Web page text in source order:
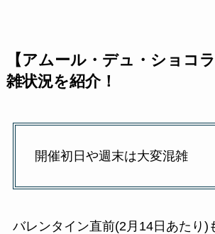
【アムール・デュ・ショコ
雑状況を紹介！
開催初日や週末は大変混雑
バレンタイン直前(2月14日あたり)